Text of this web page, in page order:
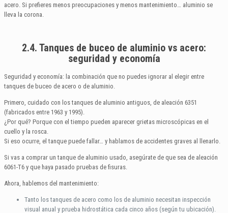
acero. Si prefieres menos preocupaciones y menos mantenimiento… aluminio se
lleva la corona.
2.4. Tanques de buceo de aluminio vs acero:
seguridad y economía
Seguridad y economía: la combinación que no puedes ignorar al elegir entre
tanques de buceo de acero o de aluminio.
Primero, cuidado con los tanques de aluminio antiguos, de aleación 6351
(fabricados entre 1963 y 1995).
¿Por qué? Porque con el tiempo pueden aparecer grietas microscópicas en el
cuello y la rosca.
Si eso ocurre, el tanque puede fallar… y hablamos de accidentes graves al llenarlo.
Si vas a comprar un tanque de aluminio usado, asegúrate de que sea de aleación
6061-T6 y que haya pasado pruebas de fisuras.
Ahora, hablemos del mantenimiento:
Tanto los tanques de acero como los de aluminio necesitan inspección
visual anual y prueba hidrostática cada cinco años (según tu ubicación).